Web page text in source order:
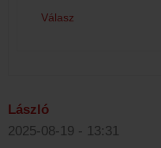
Válasz
László
2025-08-19 - 13:31